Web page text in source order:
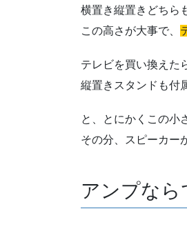
横置き縦置きどちら
この高さが大事で、
テレビを買い換えた
縦置きスタンドも付
と、とにかくこの小
その分、スピーカー
アンプなら